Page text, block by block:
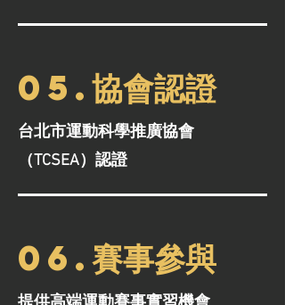
05.協會認證
台北市運動科學推廣協會
（TCSEA）認證
06.賽事參與